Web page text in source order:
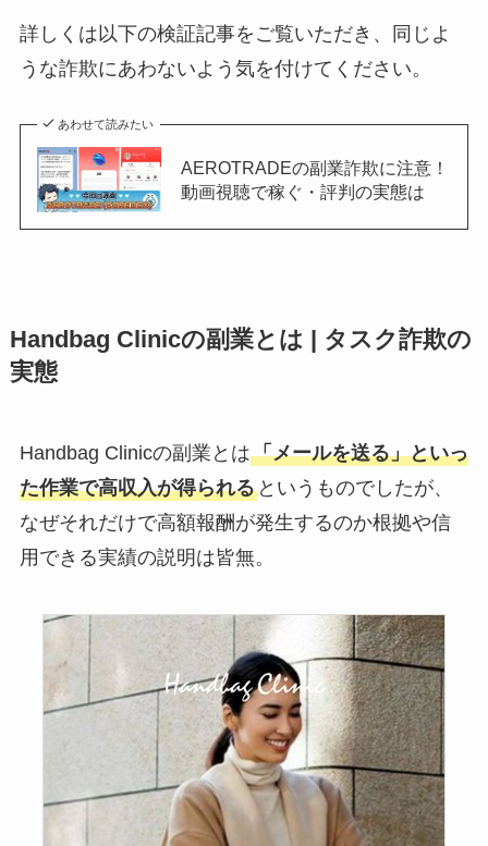
詳しくは以下の検証記事をご覧いただき、同じよ
うな詐欺にあわないよう気を付けてください。
あわせて読みたい
AEROTRADEの副業詐欺に注意！
動画視聴で稼ぐ・評判の実態は
Handbag Clinicの副業とは | タスク詐欺の
実態
Handbag Clinicの副業とは「メールを送る」といっ
た作業で高収入が得られるというものでしたが、
なぜそれだけで高額報酬が発生するのか根拠や信
用できる実績の説明は皆無。